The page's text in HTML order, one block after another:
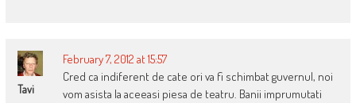
Tavi
February 7, 2012 at 15:57
Cred ca indiferent de cate ori va fi schimbat guvernul, noi
vom asista la aceeasi piesa de teatru. Banii imprumutati